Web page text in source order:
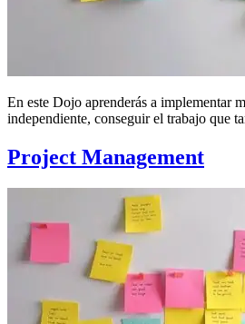
En este Dojo aprenderás a implementar
independiente, conseguir el trabajo que
Project Management